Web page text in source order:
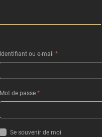
Identifiant ou e-mail *
Mot de passe *
Se souvenir de moi